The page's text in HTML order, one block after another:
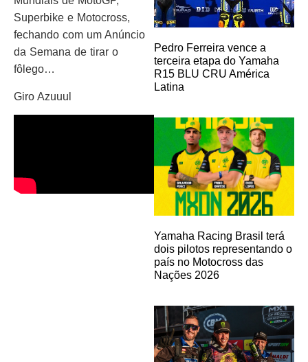
Superbike e Motocross,
fechando com um Anúncio
da Semana de tirar o
fôlego…
Giro Azuuul
Pedro Ferreira vence a
terceira etapa do Yamaha
R15 BLU CRU América
Latina
Yamaha Racing Brasil terá
dois pilotos representando o
país no Motocross das
Nações 2026